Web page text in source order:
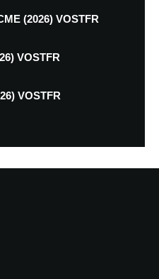
(2026) VOSTFR
VOSTFR
VOSTFR